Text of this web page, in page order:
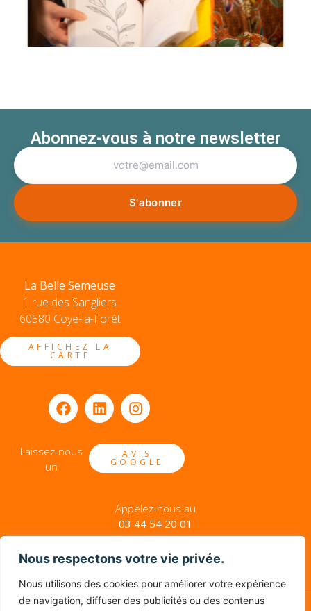
Nous respectons votre vie privée.
Nous utilisons des cookies pour améliorer votre expérience
de navigation, diffuser des publicités ou des contenus
Abonnez-vous à notre newsletter
La Belle Semeuse
1 rue des Sangliers
60580 Coye-la-Forêt
AFFICHEZ LA
CARTE
Appelez-nous au
03 44 54 20 01
Laissez-nous
un
AVIS
GOOGLE